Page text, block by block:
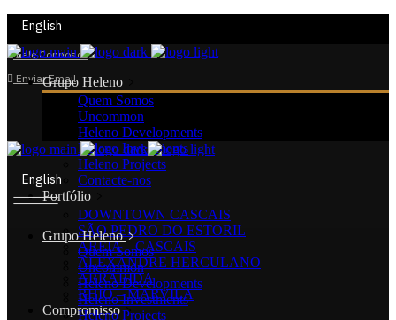
English
Fale Connosco
Enviar Email
Grupo Heleno
Quem Somos
Uncommon
Heleno Developments
Heleno Investments
Heleno Projects
Contacte-nos
Portfólio
DOWNTOWN CASCAIS
SÃO PEDRO DO ESTORIL
AREIA – CASCAIS
ALEXANDRE HERCULANO
ARRÁBIDA
RHIO – MARVILA
Compromisso
English
Grupo Heleno
Quem Somos
Uncommon
Heleno Developments
Heleno Investments
Heleno Projects